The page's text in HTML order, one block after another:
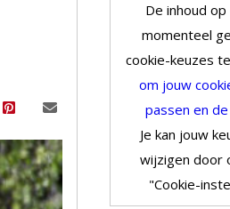
De inhoud
momenteel
cookie-keuzes
om jouw
passen en
Je kan jouw
wijzigen door
"Cookie-